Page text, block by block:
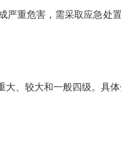
重危害，需采取应急处
较大和一般四级。具体